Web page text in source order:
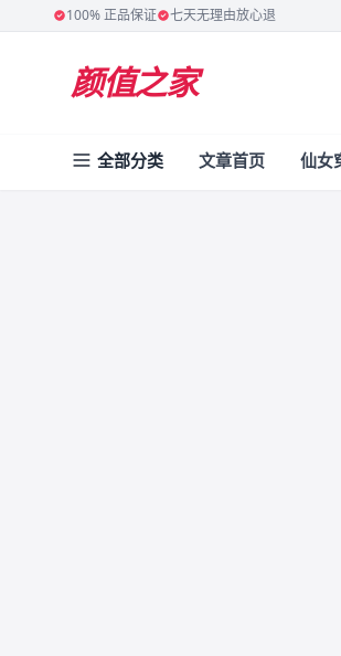
100% 正品保证 七天无理由放心退
颜值之家
全部分类 文章首页 仙女